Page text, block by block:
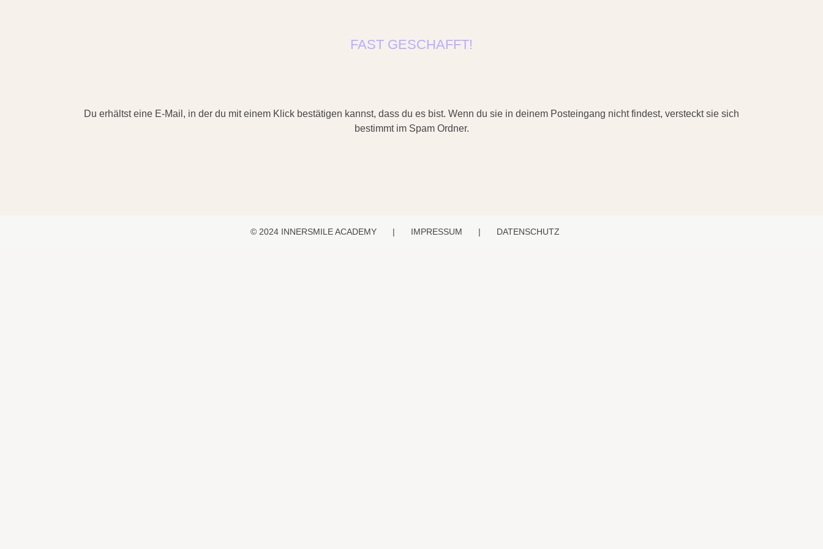
FAST GESCHAFFT!
Du erhältst eine E-Mail, in der du mit einem Klick bestätigen kannst, dass du es bist. Wenn du sie in deinem Posteingang nicht findest, versteckt sie sich
bestimmt im Spam Ordner.
© 2024 INNERSMILE ACADEMY | IMPRESSUM | DATENSCHUTZ